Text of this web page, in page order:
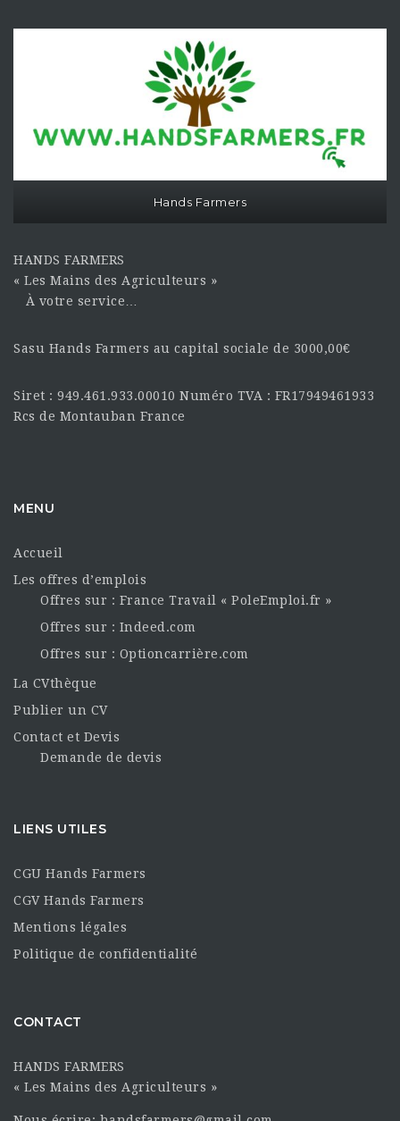
Hands Farmers
HANDS FARMERS
« Les Mains des Agriculteurs »
À votre service…
Sasu Hands Farmers au capital sociale de 3000,00€
Siret : 949.461.933.00010 Numéro TVA : FR17949461933
Rcs de Montauban France
MENU
Accueil
Les offres d’emplois
Offres sur : France Travail « PoleEmploi.fr »
Offres sur : Indeed.com
Offres sur : Optioncarrière.com
La CVthèque
Publier un CV
Contact et Devis
Demande de devis
LIENS UTILES
CGU Hands Farmers
CGV Hands Farmers
Mentions légales
Politique de confidentialité
CONTACT
HANDS FARMERS
« Les Mains des Agriculteurs »